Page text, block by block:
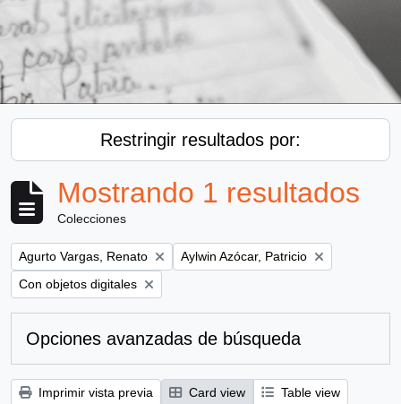
Restringir resultados por:
Mostrando 1 resultados
Colecciones
Remove filter:
Agurto Vargas, Renato Remove filter:
Aylwin Azócar, Patricio
Remove filter:
Con objetos digitales
Opciones avanzadas de búsqueda
Imprimir vista previa Card view
Table view